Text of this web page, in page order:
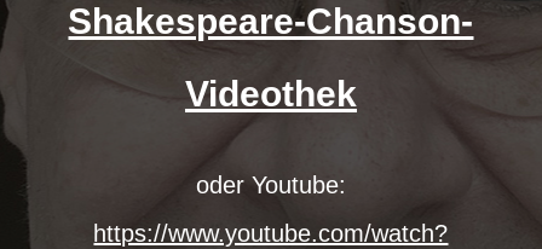
Shakespeare-Chanson-
Videothek
oder Youtube:
https://www.youtube.com/watch?